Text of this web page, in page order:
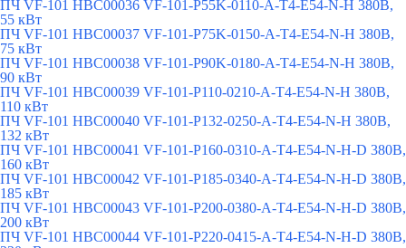
ПЧ VF-101 HBC00036 VF-101-P55K-0110-A-T4-E54-N-H 380В,
55 кВт
ПЧ VF-101 HBC00037 VF-101-P75K-0150-A-T4-E54-N-H 380В,
75 кВт
ПЧ VF-101 HBC00038 VF-101-P90K-0180-A-T4-E54-N-H 380В,
90 кВт
ПЧ VF-101 HBC00039 VF-101-P110-0210-A-T4-E54-N-H 380В,
110 кВт
ПЧ VF-101 HBC00040 VF-101-P132-0250-A-T4-E54-N-H 380В,
132 кВт
ПЧ VF-101 HBC00041 VF-101-P160-0310-A-T4-E54-N-H-D 380В,
160 кВт
ПЧ VF-101 HBC00042 VF-101-P185-0340-A-T4-E54-N-H-D 380В,
185 кВт
ПЧ VF-101 HBC00043 VF-101-P200-0380-A-T4-E54-N-H-D 380В,
200 кВт
ПЧ VF-101 HBC00044 VF-101-P220-0415-A-T4-E54-N-H-D 380В,